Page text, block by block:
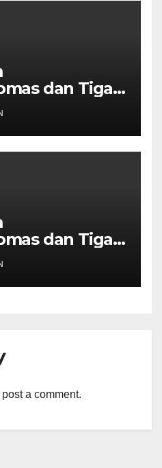
dan Tiga
Ungaran
Warga
Ronda
dan Tiga
Ungaran
Warga
Ronda
post a comment.